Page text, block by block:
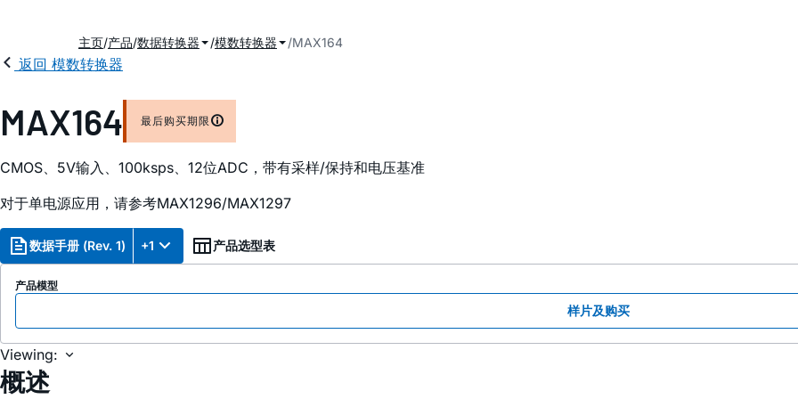
主页 产品 数据转换器 模数转换器 MAX164
返回 模数转换器
MAX164 最后购买期限
CMOS、5V输入、100ksps、12位ADC，带有采样/保持和电压基准
对于单电源应用，请参考MAX1296/MAX1297
数据手册 (Rev. 1) +1 产品选型表
产品模型
样片及购买
Viewing:
概述